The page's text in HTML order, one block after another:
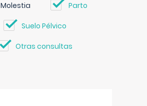
Molestia Parto
Suelo Pélvico
Otras consultas